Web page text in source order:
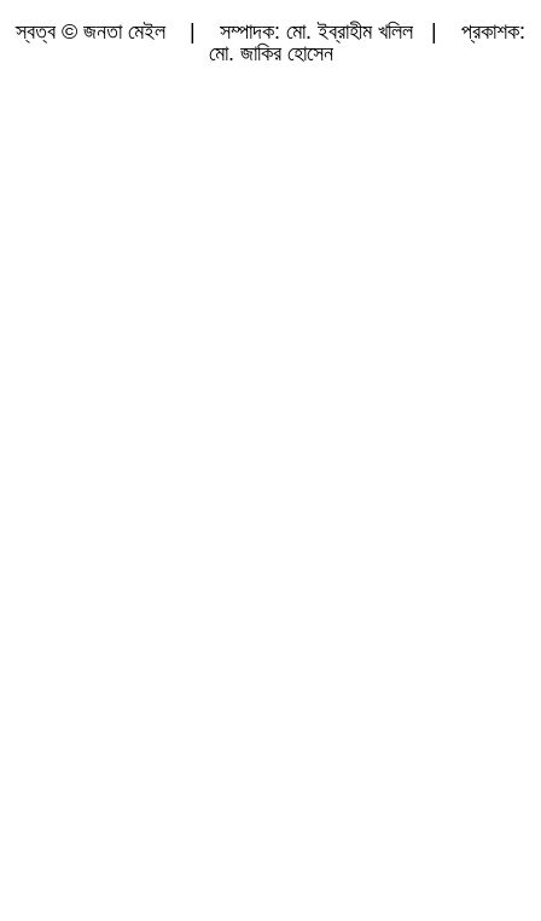
স্বত্ব © জনতা মেইল | সম্পাদক: মো. ইব্রাহীম খলিল | প্রকাশক:
মো. জাকির হোসেন